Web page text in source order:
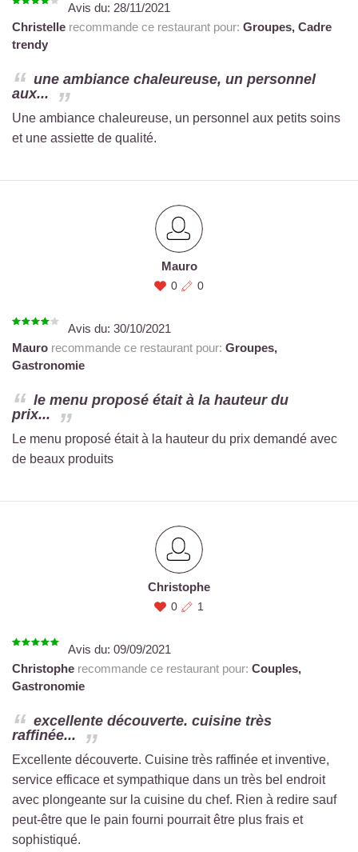
Avis du: 28/11/2021
Christelle recommande ce restaurant pour: Groupes, Cadre
trendy
une ambiance chaleureuse, un personnel
aux...
Une ambiance chaleureuse, un personnel aux petits soins
et une assiette de qualité.
Mauro
0 0
Avis du: 30/10/2021
Mauro recommande ce restaurant pour: Groupes,
Gastronomie
le menu proposé était à la hauteur du
prix...
Le menu proposé était à la hauteur du prix demandé avec
de beaux produits
Christophe
0 1
Avis du: 09/09/2021
Christophe recommande ce restaurant pour: Couples,
Gastronomie
excellente découverte. cuisine très
raffinée...
Excellente découverte. Cuisine très raffinée et inventive,
service efficace et sympathique dans un très bel endroit
avec plongeante sur la cuisine du chef. Rien à redire sauf
peut-être que le pain fourni pourrait être plus frais et
sophistiqué.